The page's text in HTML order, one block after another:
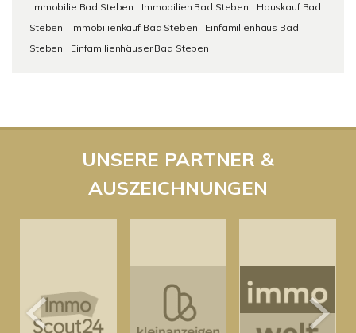
Immobilie Bad Steben
Immobilien Bad Steben
Hauskauf Bad
Steben
Immobilienkauf Bad Steben
Einfamilienhaus Bad
Steben
Einfamilienhäuser Bad Steben
UNSERE PARTNER &
AUSZEICHNUNGEN